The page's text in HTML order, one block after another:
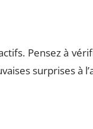
Pensez à
surprises à